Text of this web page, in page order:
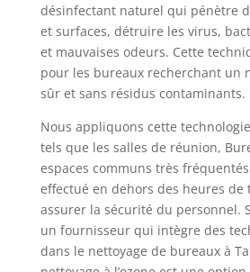
désinfectant naturel qui pénètre
et surfaces, détruire les virus,
et mauvaises odeurs. Cette
pour les bureaux recherchant un
sûr et sans résidus contaminants.
Nous appliquons cette
tels que les salles de réunion,
espaces communs très
effectué en dehors des heures de
assurer la sécurité du personnel.
un fournisseur qui intègre des
dans le nettoyage de bureaux à